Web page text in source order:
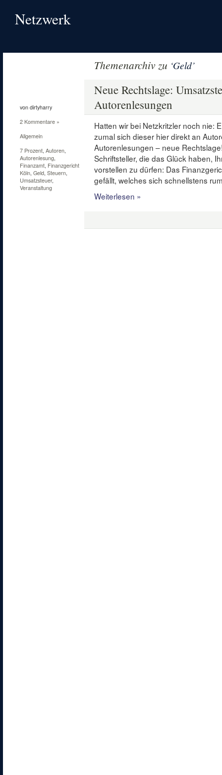
Netzwerk
Themenarchiv zu ‘Geld’
von dirtyharry
2 Kommentare »
Allgemein
7 Prozent, Autoren,
Autorenlesung,
Finanzamt, Finanzgericht
Köln, Geld, Steuern,
Umsatzsteuer,
Veranstaltung
Neue Rechtslage:
Autorenlesungen
Hatten wir bei Netzkritzler noch nie:
zumal sich dieser hier direkt an
Autorenlesungen – neue
Schriftsteller, die das Glück haben,
vorstellen zu dürfen: Das
gefällt, welches sich schnellstens
Weiterlesen »